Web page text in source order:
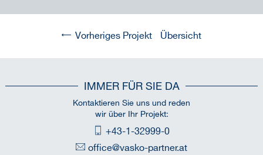
Vorheriges Projekt Übersicht
IMMER FÜR SIE DA
Kontaktieren Sie uns und reden
wir über Ihr Projekt:
+43-1-32999-0
office@vasko-partner.at